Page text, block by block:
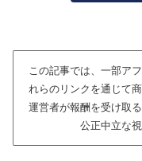
この記事では、一部ア
れらのリンクを通じて
運営者が報酬を受け取
公正中立な